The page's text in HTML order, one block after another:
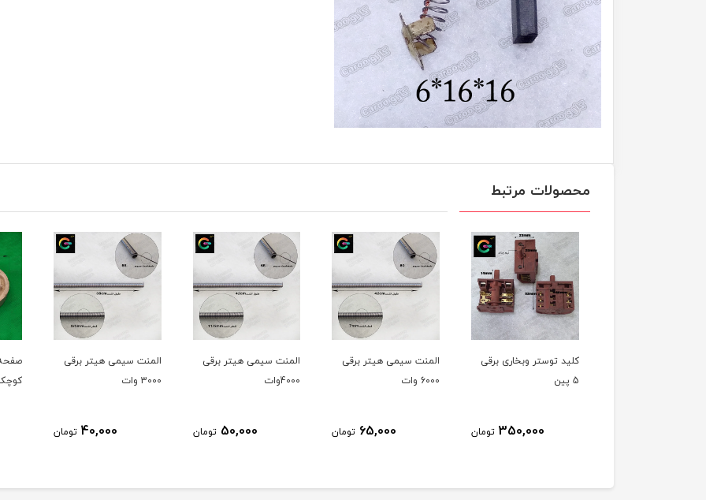
محصولات مرتبط
المنت سیمی هیتر برقی
65,000
المنت سیمی هیتر برقی
4000وات
50,000
المنت سیمی هیتر برقی
3000 وات
40,000
صفحه اجاق برقی سایز
کوچک
100,000